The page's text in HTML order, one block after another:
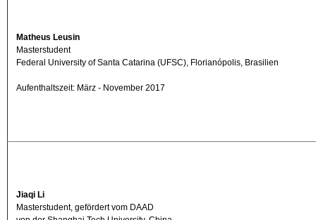
Matheus Leusin
Masterstudent
Federal University of Santa Catarina (UFSC), Florianópolis, Brasilien
Aufenthaltszeit: März - November 2017
Jiaqi Li
Masterstudent, gefördert vom DAAD